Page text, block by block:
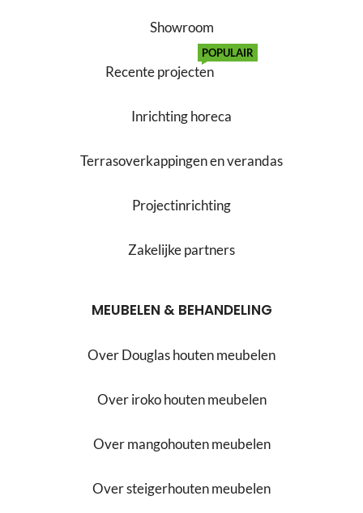
Showroom
Recente projecten
POPULAIR
Inrichting horeca
Terrasoverkappingen en verandas
Projectinrichting
Zakelijke partners
MEUBELEN & BEHANDELING
Over Douglas houten meubelen
Over iroko houten meubelen
Over mangohouten meubelen
Over steigerhouten meubelen